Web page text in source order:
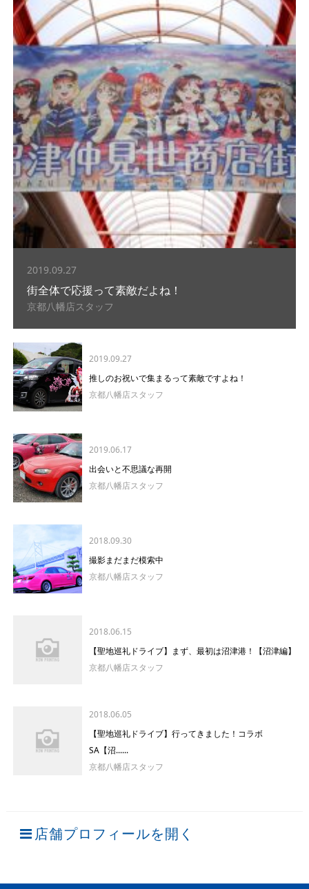
2019.09.27
街全体で応援って素敵だよね！
京都八幡店スタッフ
2019.09.27
推しのお祝いで集まるって素敵ですよね！
京都八幡店スタッフ
2019.06.17
出会いと不思議な再開
京都八幡店スタッフ
2018.09.30
撮影まだまだ模索中
京都八幡店スタッフ
2018.06.15
【聖地巡礼ドライブ】まず、最初は沼津港！【沼津編】
京都八幡店スタッフ
2018.06.05
【聖地巡礼ドライブ】行ってきました！コラボ
SA【沼......
京都八幡店スタッフ
店舗プロフィールを開く